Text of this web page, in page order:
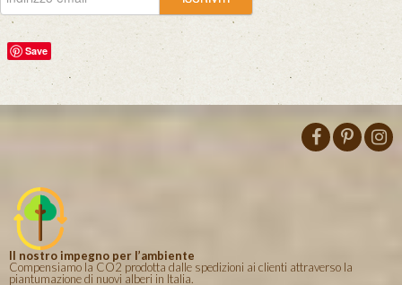
Save
Il nostro impegno per l’ambiente
Compensiamo la CO2 prodotta dalle spedizioni ai clienti attraverso la
piantumazione di nuovi alberi in Italia.